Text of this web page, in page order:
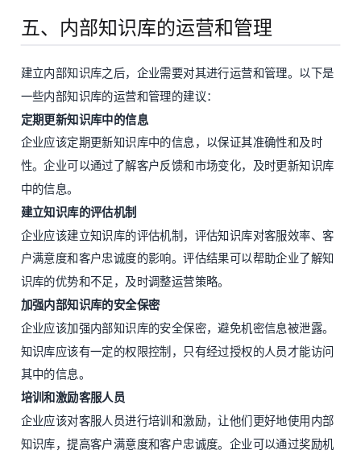
五、内部知识库的运营和管理
建立内部知识库之后，企业需要对其进行运营和管理。以下是
一些内部知识库的运营和管理的建议：
定期更新知识库中的信息
企业应该定期更新知识库中的信息，以保证其准确性和及时
性。企业可以通过了解客户反馈和市场变化，及时更新知识库
中的信息。
建立知识库的评估机制
企业应该建立知识库的评估机制，评估知识库对客服效率、客
户满意度和客户忠诚度的影响。评估结果可以帮助企业了解知
识库的优势和不足，及时调整运营策略。
加强内部知识库的安全保密
企业应该加强内部知识库的安全保密，避免机密信息被泄露。
知识库应该有一定的权限控制，只有经过授权的人员才能访问
其中的信息。
培训和激励客服人员
企业应该对客服人员进行培训和激励，让他们更好地使用内部
知识库，提高客户满意度和客户忠诚度。企业可以通过奖励机